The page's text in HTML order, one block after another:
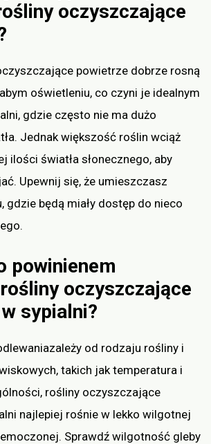
oczyszczające
powietrze dobrze rosną
oświetleniu, co czyni je idealnym
gdzie często nie ma dużo
Jednak większość roślin wciąż
ilości światła słonecznego, aby
Upewnij się, że umieszczasz
gdzie będą miały dostęp do nieco
powinienem
oczyszczające
sypialni?
od rodzaju rośliny i
takich jak temperatura i
rośliny oczyszczające
najlepiej rośnie w lekko wilgotnej
Sprawdź wilgotność gleby